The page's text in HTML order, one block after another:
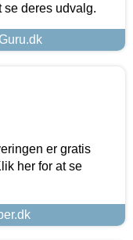
se deres udvalg.
er gratis
her for at se